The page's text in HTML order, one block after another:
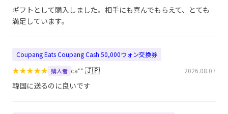
ギフトとして購入しました。相手にも喜んでもらえて、とても
満足しています。
Coupang Eats Coupang Cash 50,000ウォン交換券
★★★★★ 購入者 ca** 🇯🇵 2026.08.07
韓国に送るのに良いです